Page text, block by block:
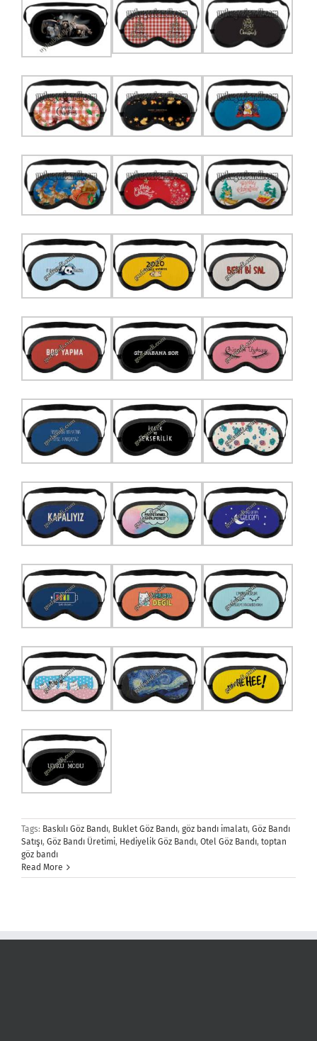
Tags: Baskılı Göz Bandı, Buklet Göz Bandı, göz bandı imalatı, Göz Bandı
Satışı, Göz Bandı Üretimi, Hediyelik Göz Bandı, Otel Göz Bandı, toptan
göz bandı
Read More